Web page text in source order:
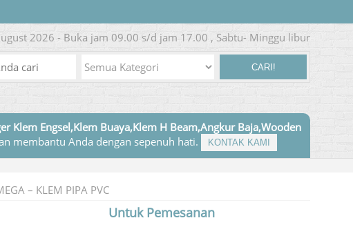
2026 - Buka jam 09.00 s/d jam 17.00 , Sabtu- Minggu libur
CARI!
Engsel,Klem Buaya,Klem H Beam,Angkur Baja,Wooden
membantu Anda dengan sepenuh hati. KONTAK KAMI
– KLEM PIPA PVC
Untuk Pemesanan